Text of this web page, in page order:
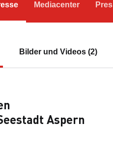
Mediacenter
Bilder und Videos (2)
Aspern